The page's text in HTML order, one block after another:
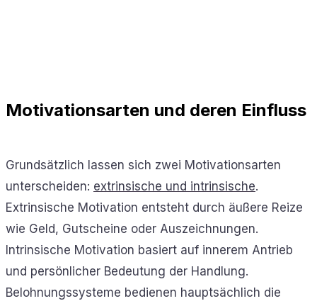
Motivationsarten und deren Einfluss
Grundsätzlich lassen sich zwei Motivationsarten
unterscheiden: extrinsische und intrinsische.
Extrinsische Motivation entsteht durch äußere Reize
wie Geld, Gutscheine oder Auszeichnungen.
Intrinsische Motivation basiert auf innerem Antrieb
und persönlicher Bedeutung der Handlung.
Belohnungssysteme bedienen hauptsächlich die